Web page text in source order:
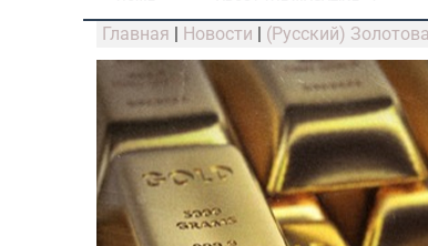
Главная | Новости | (Русский)